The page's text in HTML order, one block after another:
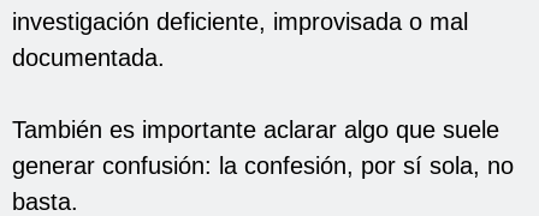
investigación deficiente, improvisada o mal
documentada.
También es importante aclarar algo que suele
generar confusión: la confesión, por sí sola, no
basta.